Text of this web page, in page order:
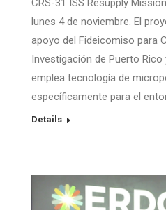
CRS-31 ISS Resupply
lunes 4 de noviembre. El
apoyo del Fideicomiso para
Investigación de Puerto
emplea tecnología de
específicamente para el
Details